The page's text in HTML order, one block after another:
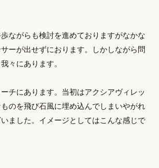
ながらも検討を進めておりますがなかな
ーが出せずにおります。しかしながら問
々にあります。
チにあります。当初はアクシアヴィレッ
のを飛び石風に埋め込んでしまいやがれ
ました。イメージとしてはこんな感じで